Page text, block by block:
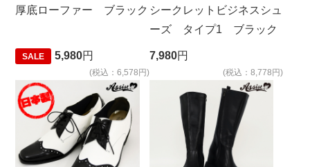
厚底ローファー ブラック
SALE 5,980円
(税込：6,578円)
シークレットビジネスシュ
ーズ タイプ1 ブラック
7,980円
(税込：8,778円)